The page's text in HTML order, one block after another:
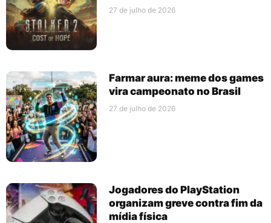
27 de julho de 2026
Farmar aura: meme dos games
vira campeonato no Brasil
27 de julho de 2026
Jogadores do PlayStation
organizam greve contra fim da
mídia física